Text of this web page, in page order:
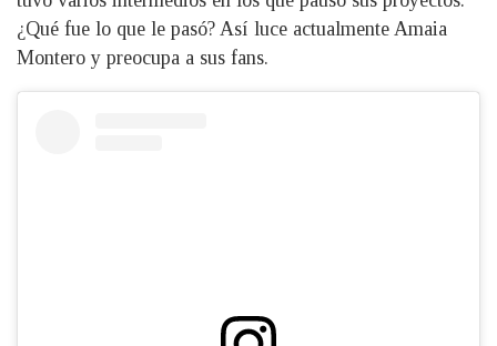
¿Qué fue lo que le pasó? Así luce actualmente Amaia
Montero y preocupa a sus fans.